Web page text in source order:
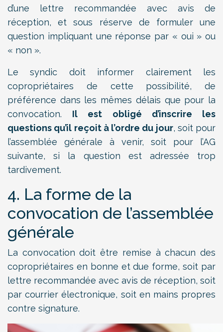
d’une lettre recommandée avec avis de
réception, et sous réserve de formuler une
question impliquant une réponse par « oui » ou
« non ».
Le syndic doit informer clairement les
copropriétaires de cette possibilité, de
préférence dans les mêmes délais que pour la
convocation. Il est obligé d’inscrire les
questions qu’il reçoit à l’ordre du jour, soit pour
l’assemblée générale à venir, soit pour l’AG
suivante, si la question est adressée trop
tardivement.
4. La forme de la
convocation de l’assemblée
générale
La convocation doit être remise à chacun des
copropriétaires en bonne et due forme, soit par
lettre recommandée avec avis de réception, soit
par courrier électronique, soit en mains propres
contre signature.